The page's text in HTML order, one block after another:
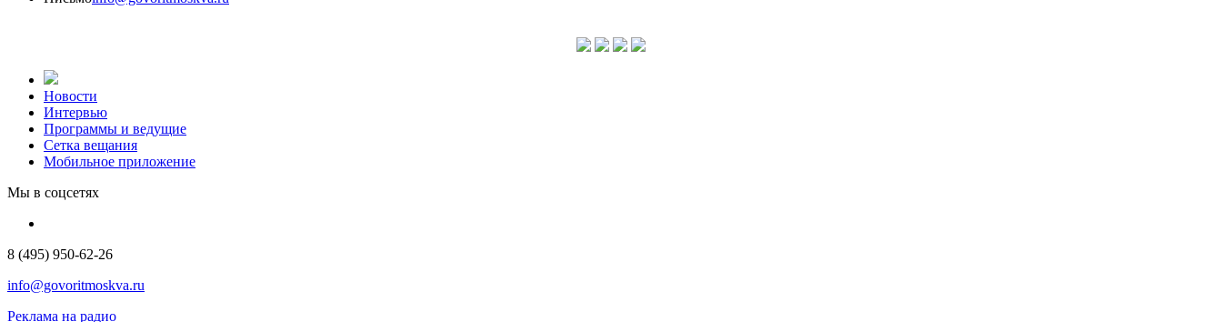
Новости
Интервью
Программы и ведущие
Сетка вещания
Мобильное приложение
Мы в соцсетях
8 (495) 950-62-26
info@govoritmoskva.ru
Реклама на радио